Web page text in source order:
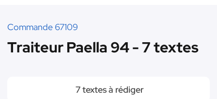
Commande 67109
Traiteur Paella 94 - 7 textes
7 textes à rédiger